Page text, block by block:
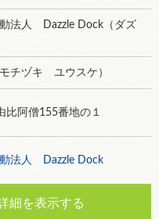
法人 Dazzle Dock（ダズ
チヅキ ユウスケ）
比阿僧155番地の１
法人 Dazzle Dock
を表示する